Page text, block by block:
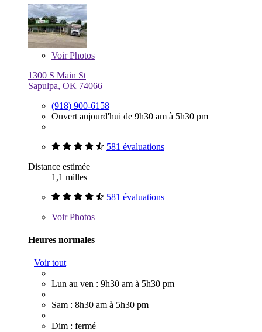
VoirPhotos
1300 S Main St
Sapulpa, OK 74066
(918) 900-6158
Ouvert aujourd'hui de 9h30 am à 5h30 pm
581 évaluations
Distance estimée
1,1 milles
581 évaluations
VoirPhotos
Heures normales
Voir tout
Lun au ven : 9h30 am à 5h30 pm
Sam : 8h30 am à 5h30 pm
Dim : fermé